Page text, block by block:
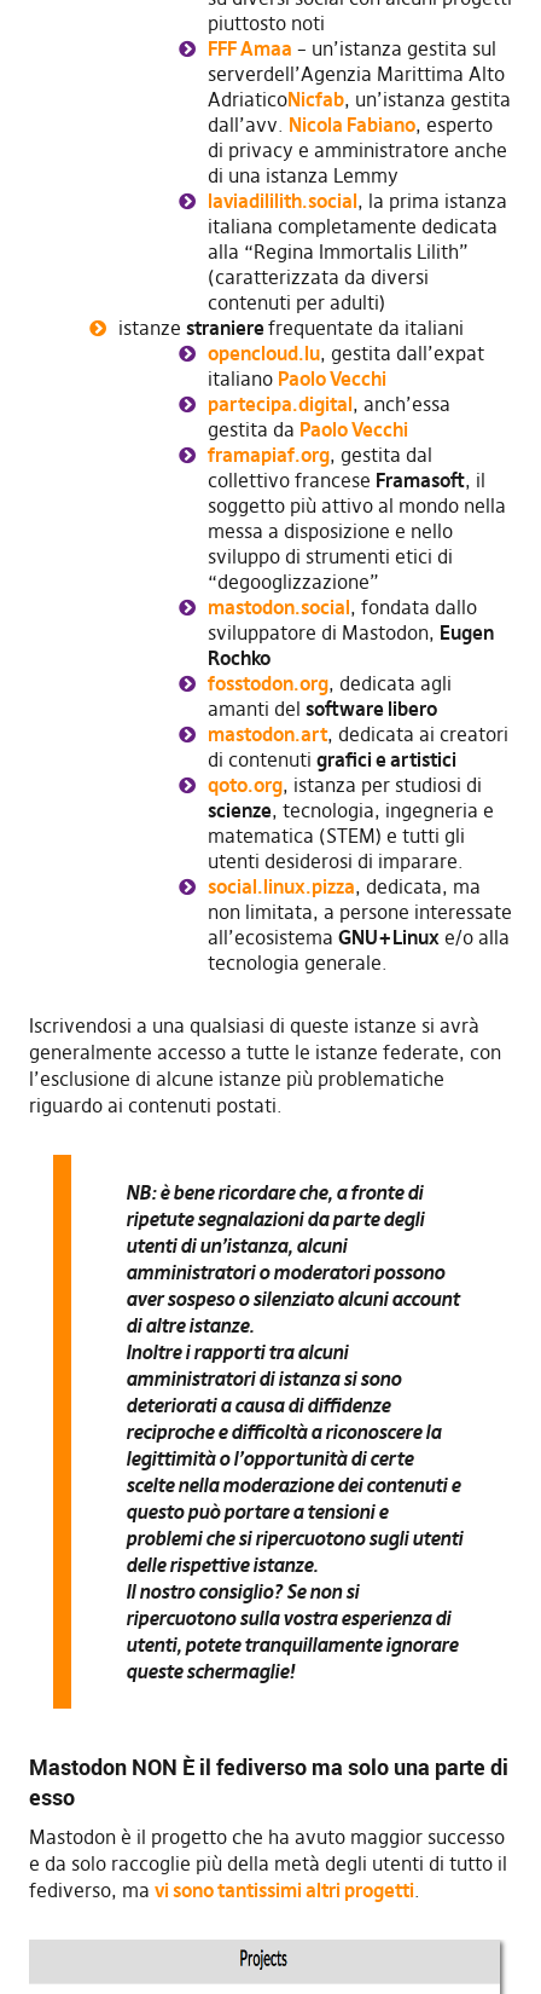
piuttosto noti
FFF Amaa – un’istanza gestita sul
serverdell’Agenzia Marittima Alto
AdriaticoNicfab, un’istanza gestita
dall’avv. Nicola Fabiano, esperto
di privacy e amministratore anche
di una istanza Lemmy
laviadililith.social, la prima istanza
italiana completamente dedicata
alla “Regina Immortalis Lilith”
(caratterizzata da diversi
contenuti per adulti)
istanze stranierefrequentate da italiani
opencloud.lu, gestita dall’expat
italiano Paolo Vecchi
partecipa.digital, anch’essa
gestita da Paolo Vecchi
framapiaf.org, gestita dal
collettivo francese Framasoft, il
soggetto più attivo al mondo nella
messa a disposizione e nello
sviluppo di strumenti etici di
“degooglizzazione”
mastodon.social, fondata dallo
sviluppatore di Mastodon, Eugen
Rochko
fosstodon.org, dedicata agli
amanti del software libero
mastodon.art, dedicata ai creatori
di contenuti grafici e artistici
qoto.org, istanza per studiosi di
scienze, tecnologia, ingegneria e
matematica (STEM) e tutti gli
utenti desiderosi di imparare.
social.linux.pizza, dedicata, ma
non limitata, a persone interessate
all’ecosistema GNU+Linuxe/o alla
tecnologia generale.
Iscrivendosi a una qualsiasi di queste istanze si avrà
generalmente accesso a tutte le istanze federate, con
l’esclusione di alcune istanze più problematiche
riguardo ai contenuti postati.
NB: è bene ricordare che, a fronte di
ripetute segnalazioni da parte degli
utenti di un’istanza, alcuni
amministratori o moderatori possono
aver sospeso o silenziato alcuni account
di altre istanze.
Inoltre i rapporti tra alcuni
amministratori di istanza si sono
deteriorati a causa di diffidenze
reciproche e difficoltà a riconoscere la
legittimità o l’opportunità di certe
scelte nella moderazione dei contenuti e
questo può portare a tensioni e
problemi che si ripercuotono sugli utenti
delle rispettive istanze.
Il nostro consiglio? Se non si
ripercuotono sulla vostra esperienza di
utenti, potete tranquillamente ignorare
queste schermaglie!
Mastodon NON È il fediverso ma solo una parte di
esso
Mastodon è il progetto che ha avuto maggior successo
e da solo raccoglie più della metà degli utenti di tutto il
fediverso, ma vi sono tantissimi altri progetti.